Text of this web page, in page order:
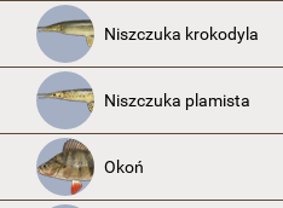
Niszczuka krokodyla
Niszczuka plamista
Okoń